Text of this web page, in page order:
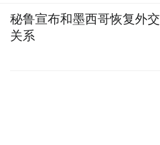
秘鲁宣布和墨西哥恢复外交
关系